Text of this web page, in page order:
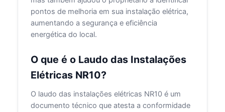
pontos de melhoria em sua instalação elétrica,
aumentando a segurança e eficiência
energética do local.
O que é o Laudo das Instalações
Elétricas NR10?
O laudo das instalações elétricas NR10 é um
documento técnico que atesta a conformidade